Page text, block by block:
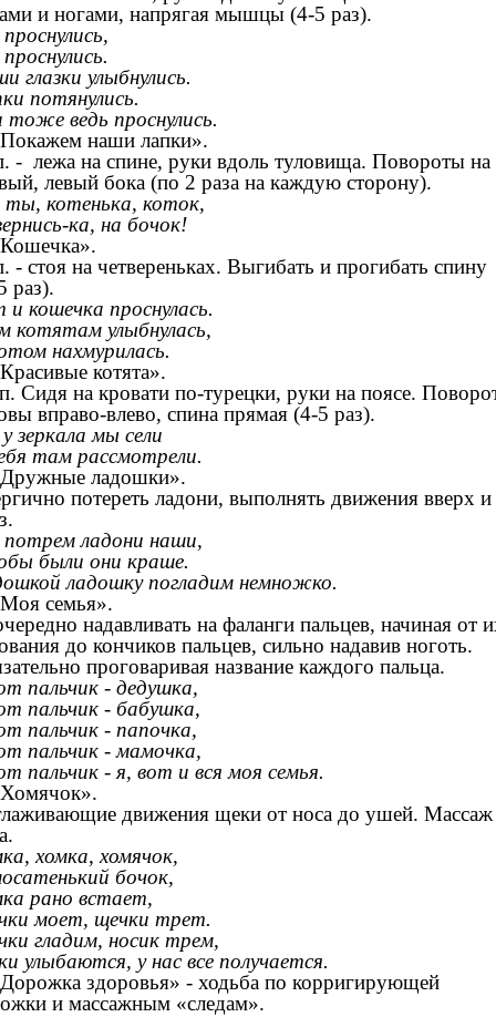
и ногами, напрягая мышцы (4-5 раз).
глазки улыбнулись.
потянулись.
тоже ведь проснулись.
наши лапки».
- лежа на спине, руки вдоль туловища. Повороты на
левый бока (по 2 раза на каждую сторону).
котенька, коток,
ка, на бочок!
- стоя на четвереньках. Выгибать и прогибать спину
раз).
кошечка проснулась.
котятам улыбнулась,
нахмурилась.
котята».
Сидя на кровати по-турецки, руки на поясе.
вправо-влево, спина прямая (4-5 раз).
зеркала мы сели
там рассмотрели.
ладошки».
потереть ладони, выполнять движения вверх и
ладони наши,
были они краше.
ладошку погладим немножко.
семья».
надавливать на фаланги пальцев, начиная от
до кончиков пальцев, сильно надавив ноготь.
проговаривая название каждого пальца.
пальчик - дедушка,
пальчик - бабушка,
пальчик - папочка,
пальчик - мамочка,
пальчик - я, вот и вся моя семья.
движения щеки от носа до ушей. Массаж
хомка, хомячок,
бочок,
рано встает,
моет, щечки трет.
гладим, носик трем,
улыбаются, у нас все получается.
здоровья»-ходьба по корригирующей
и массажным «следам».